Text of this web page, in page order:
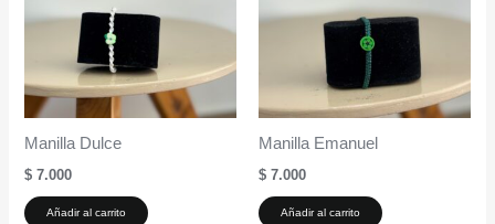
Manilla Dulce
$ 7.000
Añadir al carrito
Manilla Emanuel
$ 7.000
Añadir al carrito